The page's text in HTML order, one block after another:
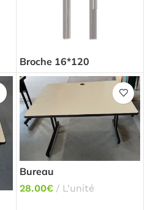
Broche 16*120
Bureau
28.00€ L'unité